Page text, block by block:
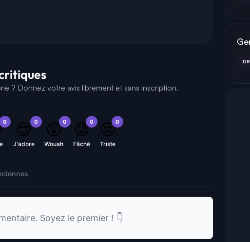
? Donnez votre avis librement et sans inscription.
0 0
😍
J'adore
0
😲
Wouah
0
😡
Fâché
0
😢
Triste
Soyez le premier ! 👇